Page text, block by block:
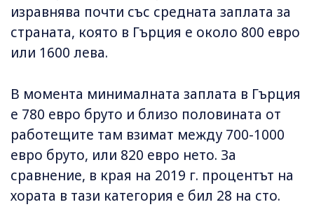
изравнява почти със средната заплата за
страната, която в Гърция е около 800 евро
или 1600 лева.
В момента минималната заплата в Гърция
е 780 евро бруто и близо половината от
работещите там взимат между 700-1000
евро бруто, или 820 евро нето. За
сравнение, в края на 2019 г. процентът на
хората в тази категория е бил 28 на сто.